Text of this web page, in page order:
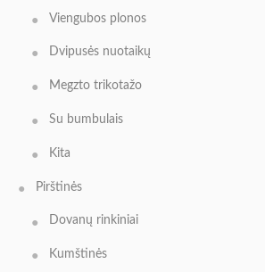
Viengubos plonos
Dvipusės nuotaikų
Megzto trikotažo
Su bumbulais
Kita
Pirštinės
Dovanų rinkiniai
Kumštinės